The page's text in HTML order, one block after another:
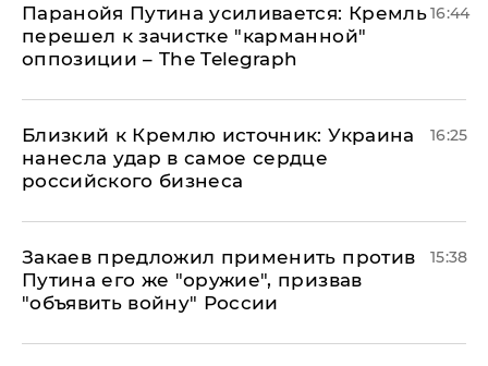
Паранойя Путина усиливается: Кремль
перешел к зачистке "карманной"
оппозиции – The Telegraph
16:44
Близкий к Кремлю источник: Украина
нанесла удар в самое сердце
российского бизнеса
16:25
Закаев предложил применить против
Путина его же "оружие", призвав
"объявить войну" России
15:38